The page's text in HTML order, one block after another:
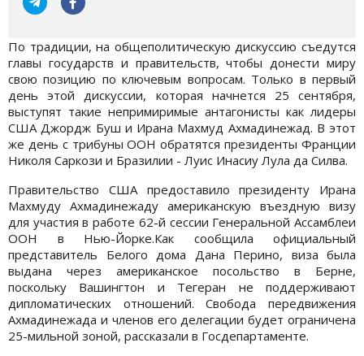
По традиции, на общеполитическую дискуссию съедутся
главы государств и правительств, чтобы донести миру
свою позицию по ключевым вопросам. Только в первый
день этой дискуссии, которая начнется 25 сентября,
выступят такие непримиримые антагонисты как лидеры
США Джордж Буш и Ирана Махмуд Ахмадинежад. В этот
же день с трибуны ООН обратятся президенты Франции
Николя Саркози и Бразилии - Луис Инасиу Лула да Силва.
Правительство США предоставило президенту Ирана
Махмуду Ахмадинежаду американскую въездную визу
для участия в работе 62-й сессии Генеральной Ассамблеи
ООН в Нью-Йорке.Как сообщила официальный
представитель Белого дома Дана Перино, виза была
выдана через американское посольство в Берне,
поскольку Вашингтон и Тегеран не поддерживают
дипломатических отношений. Свобода передвижения
Ахмадинежада и членов его делегации будет ограничена
25-мильной зоной, рассказали в Госдепартаменте.